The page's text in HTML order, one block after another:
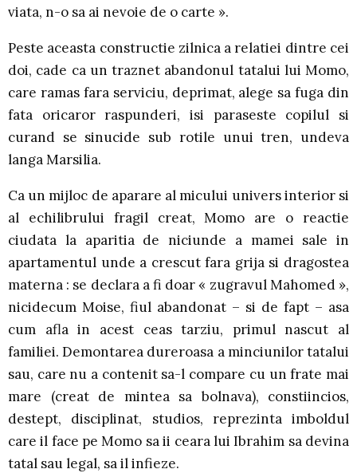
viata, n-o sa ai nevoie de o carte ».
Peste aceasta constructie zilnica a relatiei dintre cei
doi, cade ca un traznet abandonul tatalui lui Momo,
care ramas fara serviciu, deprimat, alege sa fuga din
fata oricaror raspunderi, isi paraseste copilul si
curand se sinucide sub rotile unui tren, undeva
langa Marsilia.
Ca un mijloc de aparare al micului univers interior si
al echilibrului fragil creat, Momo are o reactie
ciudata la aparitia de niciunde a mamei sale in
apartamentul unde a crescut fara grija si dragostea
materna : se declara a fi doar « zugravul Mahomed »,
nicidecum Moise, fiul abandonat – si de fapt – asa
cum afla in acest ceas tarziu, primul nascut al
familiei. Demontarea dureroasa a minciunilor tatalui
sau, care nu a contenit sa-l compare cu un frate mai
mare (creat de mintea sa bolnava), constiincios,
destept, disciplinat, studios, reprezinta imboldul
care il face pe Momo sa ii ceara lui Ibrahim sa devina
tatal sau legal, sa il infieze.